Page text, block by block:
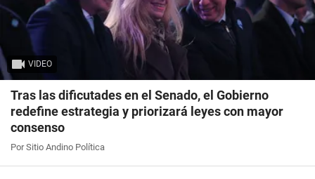
VIDEO
Tras las dificutades en el Senado, el Gobierno
redefine estrategia y priorizará leyes con mayor
consenso
Por Sitio Andino Política